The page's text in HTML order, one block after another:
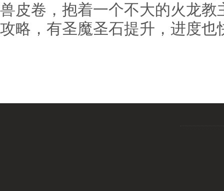
兽皮卷，抱着一个不大的火龙教
攻略，有圣魔圣石提升，进度也